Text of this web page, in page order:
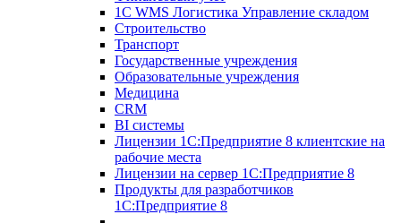
1С WMS Логистика Управление складом
Строительство
Транспорт
Государственные учреждения
Образовательные учреждения
Медицина
CRM
BI системы
Лицензии 1С:Предприятие 8 клиентские на
рабочие места
Лицензии на сервер 1С:Предприятие 8
Продукты для разработчиков
1С:Предприятие 8